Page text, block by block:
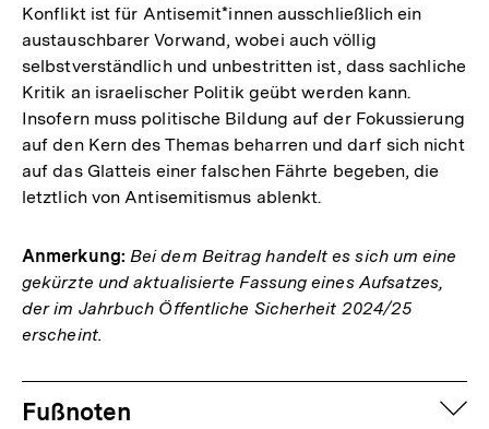
Konflikt ist für Antisemit*innen ausschließlich ein
austauschbarer Vorwand, wobei auch völlig
selbstverständlich und unbestritten ist, dass sachliche
Kritik an israelischer Politik geübt werden kann.
Insofern muss politische Bildung auf der Fokussierung
auf den Kern des Themas beharren und darf sich nicht
auf das Glatteis einer falschen Fährte begeben, die
letztlich von Antisemitismus ablenkt.
Anmerkung: Bei dem Beitrag handelt es sich um eine
gekürzte und aktualisierte Fassung eines Aufsatzes,
der im Jahrbuch Öffentliche Sicherheit 2024/25
erscheint.
Fussnoten
Fußnoten